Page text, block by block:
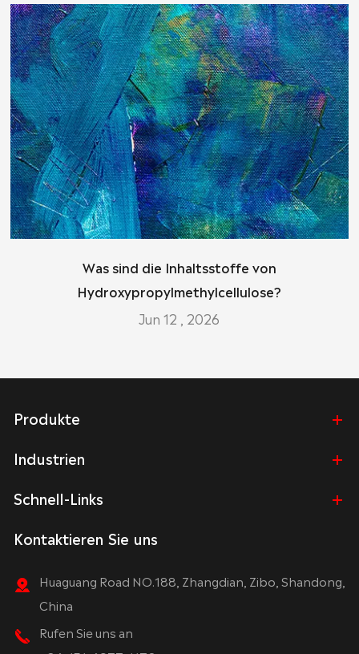
Was sind die Inhaltsstoffe von
Hydroxypropylmethylcellulose?
Jun 12 , 2026
Produkte
Industrien
Schnell-Links
Kontaktieren Sie uns
Huaguang Road NO.188, Zhangdian, Zibo, Shandong,
China
Rufen Sie uns an